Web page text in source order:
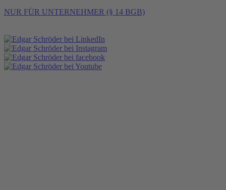
NUR FÜR UNTERNEHMER (§ 14 BGB)